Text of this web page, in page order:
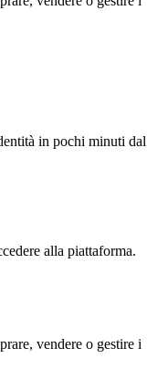
in pochi minuti dal
alla piattaforma.
vendere o gestire i